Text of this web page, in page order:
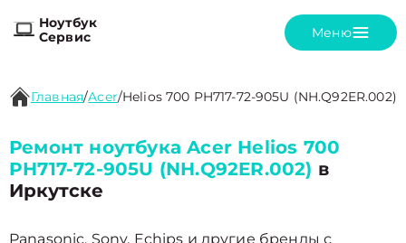
Ноутбук
Сервис
Меню
Главная/Acer/Helios 700 PH717-72-905U (NH.Q92ER.002)
Ремонт ноутбука Acer Helios 700
PH717-72-905U (NH.Q92ER.002) в
Иркутске
Panasonic, Sony, Echips и другие бренды с